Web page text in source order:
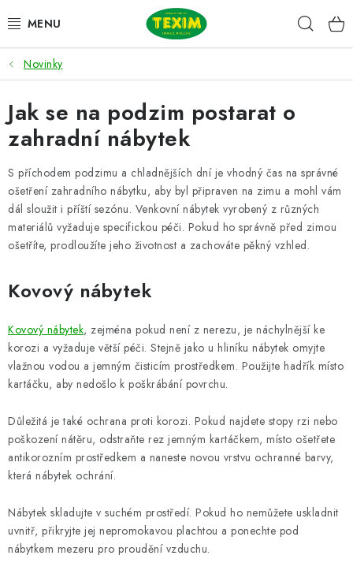
na
ZAHRADNÍ SESTAVY
ŽIDLE
STOLY
LAVICE
LEHÁTKA
PERGOLY
VÝPRODEJ
NOVINKY
Kontakty Moje objednávka
Doprava nábytku k Vám
Obchodní podmínky
Podmínky ochrany osobních údajů
Novinky
Jak se na podzim postarat o
zahradní nábytek
S příchodem podzimu a chladnějších dní je vhodný čas na správné
ošetření zahradního nábytku, aby byl připraven na zimu a mohl vám
dál sloužit i příští sezónu. Venkovní nábytek vyrobený z různých
materiálů vyžaduje specifickou péči. Pokud ho správně před zimou
ošetříte, prodloužíte jeho životnost a zachováte pěkný vzhled.
Kovový nábytek
Kovový nábytek, zejména pokud není z nerezu, je náchylnější ke
korozi a vyžaduje větší péči. Stejně jako u hliníku nábytek omyjte
vlažnou vodou a jemným čisticím prostředkem. Použijte hadřík místo
kartáčku, aby nedošlo k poškrábání povrchu.
Důležitá je také ochrana proti korozi. Pokud najdete stopy rzi nebo
poškození nátěru, odstraňte rez jemným kartáčkem, místo ošetřete
antikorozním prostředkem a naneste novou vrstvu ochranné barvy,
která nábytek ochrání.
Nábytek skladujte v suchém prostředí. Pokud ho nemůžete uskladnit
uvnitř, přikryjte jej nepromokavou plachtou a ponechte pod
nábytkem mezeru pro proudění vzduchu.